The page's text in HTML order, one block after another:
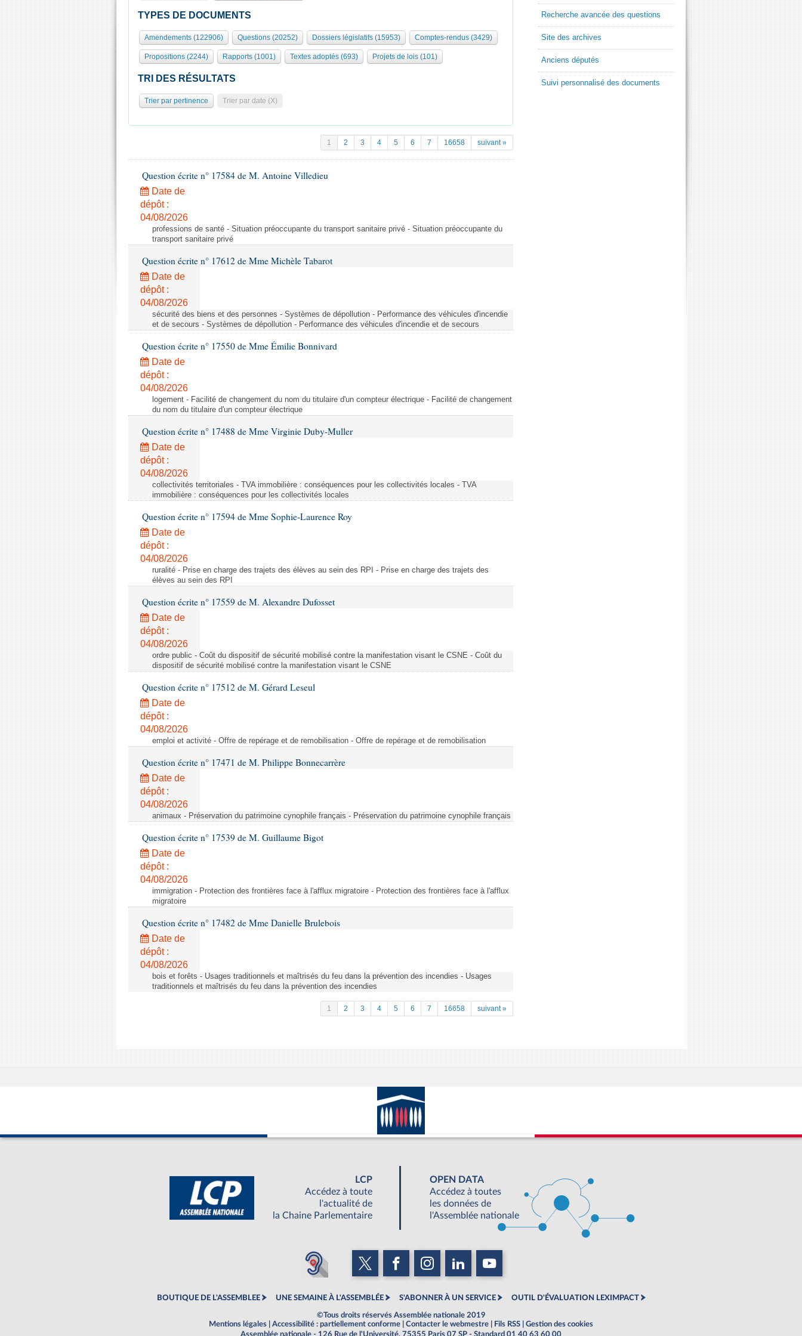
TYPES DE DOCUMENTS
Amendements (122906) Questions (20252) Dossiers législatifs (15953) Comptes-rendus (3429)
Propositions (2244) Rapports (1001) Textes adoptés (693) Projets de lois (101)
TRI DES RÉSULTATS
Trier par pertinence Trier par date (X)
1 2 3 4 5 6 7 16658 suivant »
Question écrite n° 17584 de M. Antoine Villedieu
Date de
dépôt :
04/08/2026
professions de santé - Situation préoccupante du transport sanitaire privé - Situation préoccupante du
transport sanitaire privé
Question écrite n° 17612 de Mme Michèle Tabarot
Date de
dépôt :
04/08/2026
sécurité des biens et des personnes - Systèmes de dépollution - Performance des véhicules d'incendie
et de secours - Systèmes de dépollution - Performance des véhicules d'incendie et de secours
Question écrite n° 17550 de Mme Émilie Bonnivard
Date de
dépôt :
04/08/2026
logement - Facilité de changement du nom du titulaire d'un compteur électrique - Facilité de changement
du nom du titulaire d'un compteur électrique
Question écrite n° 17488 de Mme Virginie Duby-Muller
Date de
dépôt :
04/08/2026
collectivités territoriales - TVA immobilière : conséquences pour les collectivités locales - TVA
immobilière : conséquences pour les collectivités locales
Question écrite n° 17594 de Mme Sophie-Laurence Roy
Date de
dépôt :
04/08/2026
ruralité - Prise en charge des trajets des élèves au sein des RPI - Prise en charge des trajets des
élèves au sein des RPI
Question écrite n° 17559 de M. Alexandre Dufosset
Date de
dépôt :
04/08/2026
ordre public - Coût du dispositif de sécurité mobilisé contre la manifestation visant le CSNE - Coût du
dispositif de sécurité mobilisé contre la manifestation visant le CSNE
Question écrite n° 17512 de M. Gérard Leseul
Date de
dépôt :
04/08/2026
emploi et activité - Offre de repérage et de remobilisation - Offre de repérage et de remobilisation
Question écrite n° 17471 de M. Philippe Bonnecarrère
Date de
dépôt :
04/08/2026
animaux - Préservation du patrimoine cynophile français - Préservation du patrimoine cynophile français
Question écrite n° 17539 de M. Guillaume Bigot
Date de
dépôt :
04/08/2026
immigration - Protection des frontières face à l'afflux migratoire - Protection des frontières face à l'afflux
migratoire
Question écrite n° 17482 de Mme Danielle Brulebois
Date de
dépôt :
04/08/2026
bois et forêts - Usages traditionnels et maîtrisés du feu dans la prévention des incendies - Usages
traditionnels et maîtrisés du feu dans la prévention des incendies
1 2 3 4 5 6 7 16658 suivant »
Recherche avancée des questions
Site des archives
Anciens députés
Suivi personnalisé des documents
LCP
Accédez à toute
l'actualité de
la Chaine Parlementaire
OPEN DATA
Accédez à toutes
les données de
l'Assemblée nationale
BOUTIQUE DE L'ASSEMBLEE UNE SEMAINE À L'ASSEMBLÉE S'ABONNER À UN SERVICE OUTIL D'ÉVALUATION LEXIMPACT
©Tous droits réservés Assemblée nationale 2019
Mentions légales
Accessibilité : partiellement conforme Contacter le webmestre Fils RSS
Gestion des cookies
Assemblée nationale - 126 Rue de l'Université, 75355 Paris 07 SP - Standard 01 40 63 60 00